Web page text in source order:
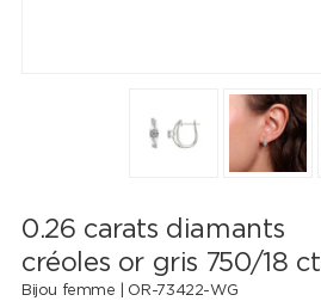
0.26 carats diamants
créoles or gris 750/18 ct
Bijou femme | OR-73422-WG